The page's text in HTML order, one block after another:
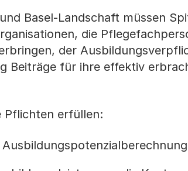
Basel-Landschaft müssen
die
der
Beiträge für ihre effektiv
Pflichten erfüllen: